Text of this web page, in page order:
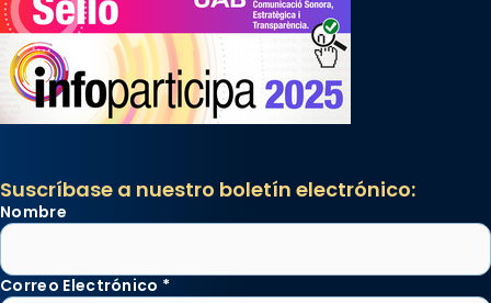
Suscríbase a nuestro boletín electrónico:
Nombre
Correo Electrónico *